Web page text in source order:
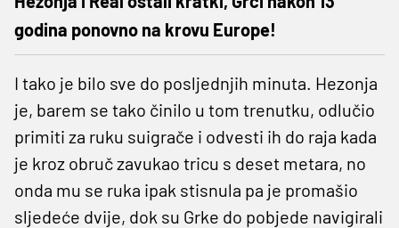
godina ponovno na krovu Europe!
I tako je bilo sve do posljednjih minuta. Hezonja
je, barem se tako činilo u tom trenutku, odlučio
primiti za ruku suigrače i odvesti ih do raja kada
je kroz obruč zavukao tricu s deset metara, no
onda mu se ruka ipak stisnula pa je promašio
sljedeće dvije, dok su Grke do pobjede navigirali